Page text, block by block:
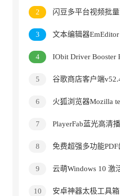
v3.9.24.5378直装版
2
闪豆多平台视频批
3
文本编辑器
版
4
IObit Driver Booster
5 谷歌商店客户端
6
火狐浏览器Mozilla
7
PlayerFab蓝光高清
8 免费超强多功能
9 云萌Windows 10 激
10 安卓神器太极工具